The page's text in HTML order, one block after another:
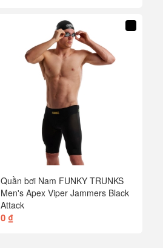
Quần bơi Nam FUNKY TRUNKS
Men's Apex Viper Jammers Black
Attack
0 ₫